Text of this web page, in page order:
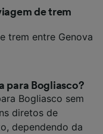
de trem
trem entre Genova
para Bogliasco?
Bogliasco sem
diretos de
dependendo da